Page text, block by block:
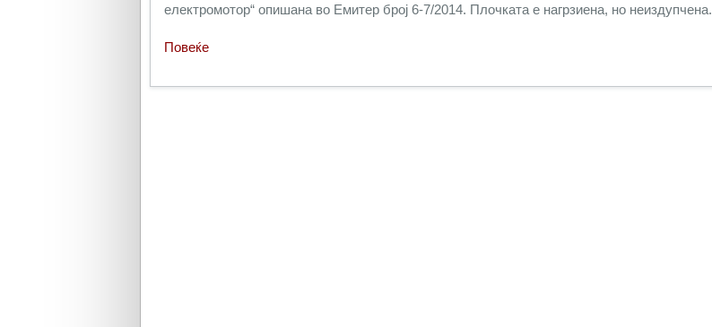
електромотор“ опишана во Емитер број 6-7/2014. Плочката е нагрзиена, но неиздупчена.
Повеќе